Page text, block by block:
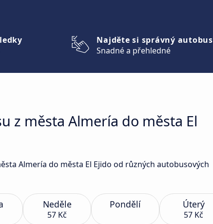
Najděte si správný autobus
Snadné a přehledné
z města Almería do města El
Almería do města El Ejido od různých autobusových
Neděle
57 Kč
Pondělí Úterý
57 Kč